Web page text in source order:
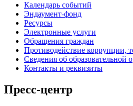
Календарь событий
Эндаумент-фонд
Ресурсы
Электронные услуги
Обращения граждан
Противодействие коррупции,
Сведения об образовательной
Контакты и реквизиты
Пресс-центр